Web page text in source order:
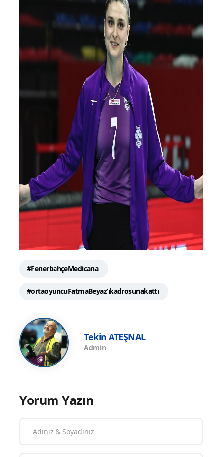
#FenerbahçeMedicana
#ortaoyuncuFatmaBeyaz’ıkadrosunakattı
Tekin ATEŞNAL
Admin
Yorum Yazın